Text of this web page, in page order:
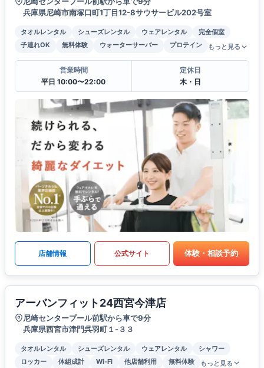
兵庫県尼崎市南塚口町1丁目12-8サウサービル202号室
タオルレンタル シューズレンタル ウェアレンタル
完全個室
子連れOK
無料体験 ウォーターサーバー プロテイン もっと見る
営業時間
平日 10:00〜22:00
定休日
木・日
店舗情報 公式サイト 体験・相談予約
アーバンフィット24西宮今津店
尼崎センタープール前駅から車で9分
兵庫県西宮市津門呉羽町１-３３
タオルレンタル シューズレンタル ウェアレンタル
シャワー
ロッカー
体組成計 Wi-Fi 他店舗利用 無料体験 もっと見る